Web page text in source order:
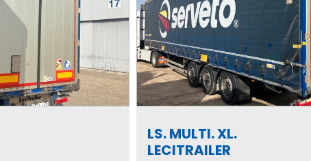
LS. MULTI. XL.
LECITRAILER